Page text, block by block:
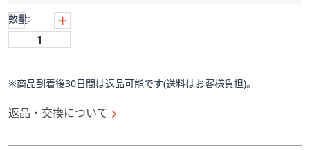
し
て
閲
で
ま
数量:
※商品到着後30日間は返品可能です(送料はお客様負担)。
返品・交換について